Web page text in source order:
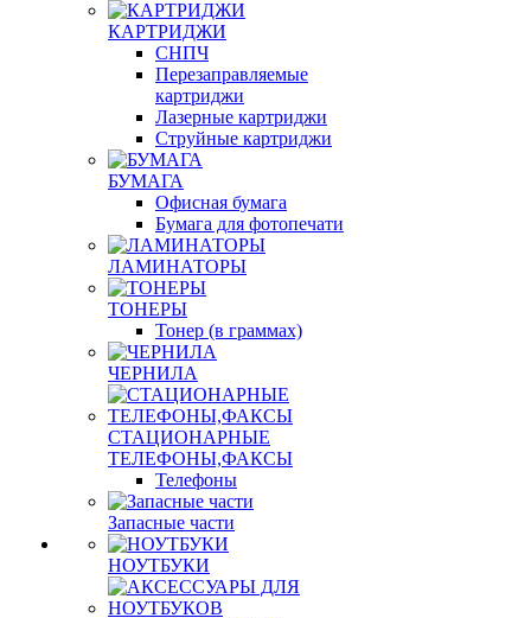
КАРТРИДЖИ
СНПЧ
Перезаправляемые
картриджи
Лазерные картриджи
Струйные картриджи
БУМАГА
Офисная бумага
Бумага для фотопечати
ЛАМИНАТОРЫ
ТОНЕРЫ
Тонер (в граммах)
ЧЕРНИЛА
СТАЦИОНАРНЫЕ
ТЕЛЕФОНЫ,ФАКСЫ
Телефоны
Запасные части
НОУТБУКИ